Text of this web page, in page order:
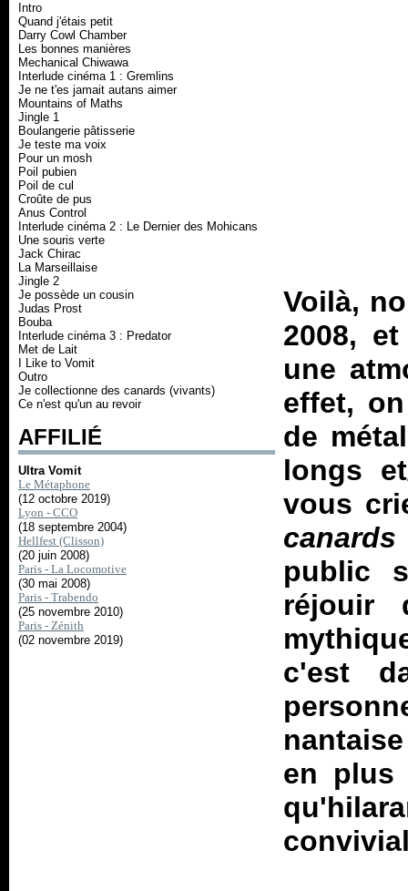
Intro
Quand j'étais petit
Darry Cowl Chamber
Les bonnes manières
Mechanical Chiwawa
Interlude cinéma 1 : Gremlins
Je ne t'es jamait autans aimer
Mountains of Maths
Jingle 1
Boulangerie pâtisserie
Je teste ma voix
Pour un mosh
Poil pubien
Poil de cul
Croûte de pus
Anus Control
Interlude cinéma 2 : Le Dernier des Mohicans
Une souris verte
Jack Chirac
La Marseillaise
Jingle 2
Je possède un cousin
Judas Prost
Bouba
Interlude cinéma 3 : Predator
Met de Lait
I Like to Vomit
Outro
Je collectionne des canards (vivants)
Ce n'est qu'un au revoir
AFFILIÉ
Ultra Vomit
Le Métaphone
(12 octobre 2019)
Lyon - CCO
(18 septembre 2004)
Hellfest (Clisson)
(20 juin 2008)
Paris - La Locomotive
(30 mai 2008)
Paris - Trabendo
(25 novembre 2010)
Paris - Zénith
(02 novembre 2019)
Voilà,
2008,
une
effet,
de
longs
vous
public
réjouir
c'est
en plus